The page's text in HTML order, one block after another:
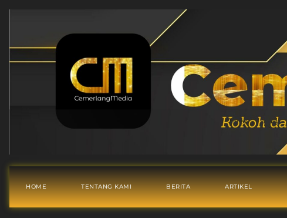
HOME TENTANG KAMI BERITA ARTIKEL